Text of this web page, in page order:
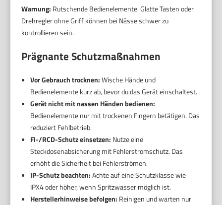
Warnung: Rutschende Bedienelemente. Glatte Tasten oder
Drehregler ohne Griff können bei Nässe schwer zu
kontrollieren sein.
Prägnante Schutzmaßnahmen
Vor Gebrauch trocknen:Wische Hände und
Bedienelemente kurz ab, bevor du das Gerät einschaltest.
Gerät nicht mit nassen Händen bedienen:
Bedienelemente nur mit trockenen Fingern betätigen. Das
reduziert Fehlbetrieb.
FI-/RCD-Schutz einsetzen: Nutze eine
Steckdosenabsicherung mit Fehlerstromschutz. Das
erhöht die Sicherheit bei Fehlerströmen.
IP-Schutz beachten:Achte auf eine Schutzklasse wie
IPX4 oder höher, wenn Spritzwasser möglich ist.
Herstellerhinweise befolgen: Reinigen und warten nur